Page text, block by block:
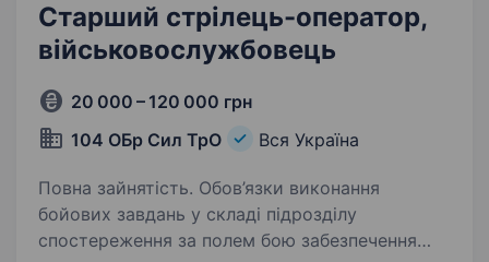
Старший стрілець-оператор,
військовослужбовець
20 000 – 120 000 грн
104 ОБр Сил ТрО
Вся Україна
Повна зайнятість. Обов’язки виконання
бойових завдань у складі підрозділу
спостереження за полем бою забезпечення